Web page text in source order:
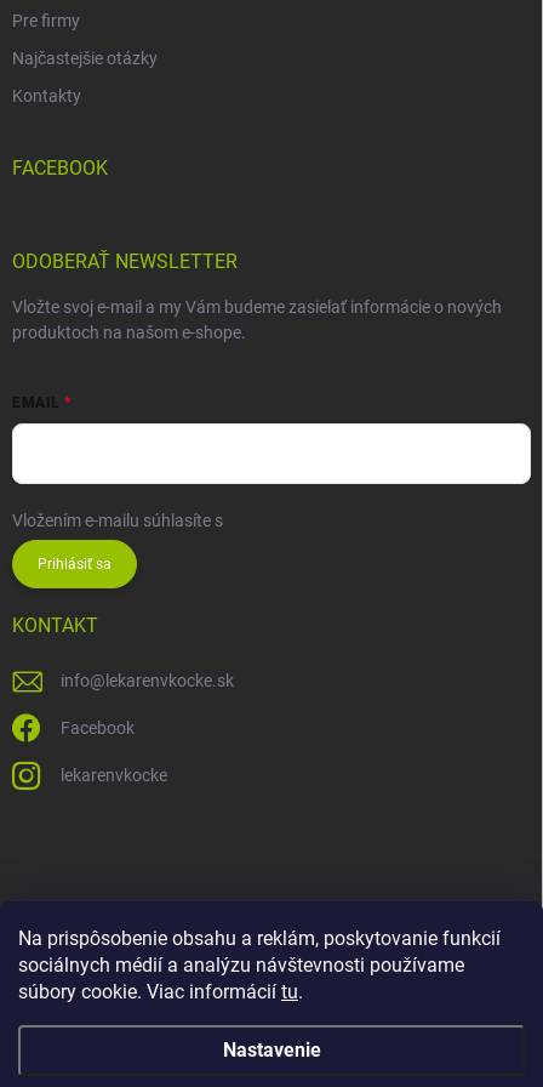
Na prispôsobenie obsahu a reklám, poskytovanie funkcií
sociálnych médií a analýzu návštevnosti používame
súbory cookie. Viac informácií tu.
Nastavenie
Pre firmy
Najčastejšie otázky
Kontakty
FACEBOOK
ODOBERAŤ NEWSLETTER
Vložte svoj e-mail a my Vám budeme zasielať informácie o nových
produktoch na našom e-shope.
EMAIL
Vložením e-mailu súhlasíte s
Prihlásiť sa
KONTAKT
info@ lekarenvkocke.sk
Facebook
lekarenvkocke